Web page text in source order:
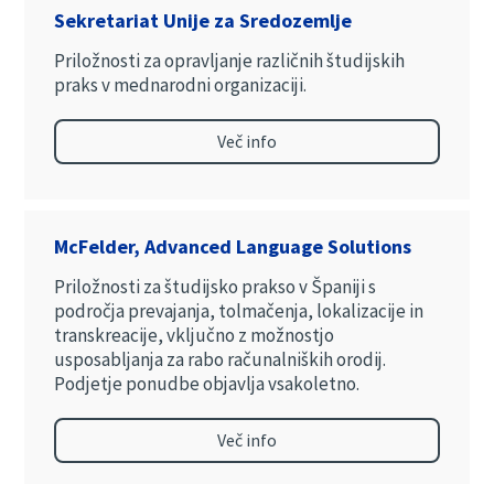
Sekretariat Unije za Sredozemlje
Priložnosti za opravljanje različnih študijskih
praks v mednarodni organizaciji.
Več info
McFelder, Advanced Language Solutions
Priložnosti za študijsko prakso v Španiji s
področja prevajanja, tolmačenja, lokalizacije in
transkreacije, vključno z možnostjo
usposabljanja za rabo računalniških orodij.
Podjetje ponudbe objavlja vsakoletno.
Več info